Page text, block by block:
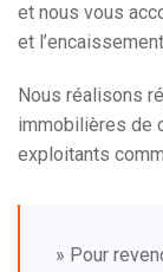
et nous vous
et
Nous réalisons
immobilières de
exploitants
» Pour